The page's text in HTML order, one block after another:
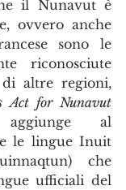
il Nunavut è
ovvero anche
sono le
riconosciute
altre regioni,
Act for Nunavut
al
le lingue Inuit
che
ufficiali del